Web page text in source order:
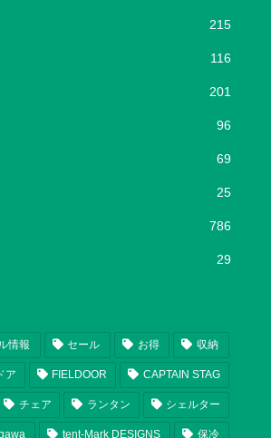
215
116
201
96
69
25
786
29
情報 セール お得 収納
ア FIELDOOR CAPTAIN STAG
チェア ランタン シェルター
tent-Mark DESIGNS 保冷